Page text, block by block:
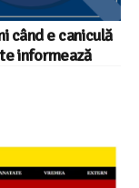
când e caniculă
informează